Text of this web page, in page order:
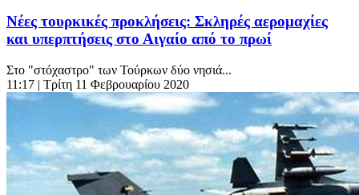
Νέες τουρκικές προκλήσεις: Σκληρές αερομαχίες
και υπερπτήσεις στο Αιγαίο από το πρωί
Στο "στόχαστρο" των Τούρκων δύο νησιά...
11:17 | Τρίτη 11 Φεβρουαρίου 2020